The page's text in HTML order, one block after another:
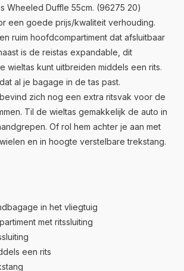
Wheeled Duffle 55cm. (96275 20)
een goede prijs/kwaliteit verhouding.
ruim hoofdcompartiment dat afsluitbaar
is de reistas expandable, dit
wieltas kunt uitbreiden middels een rits.
al je bagage in de tas past.
zich nog een extra ritsvak voor de
Til de wieltas gemakkelijk de auto in
Of rol hem achter je aan met
en in hoogte verstelbare trekstang.
in het vliegtuig
met ritssluiting
een rits